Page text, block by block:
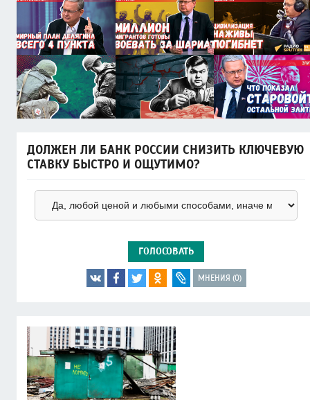
ДОЛЖЕН ЛИ БАНК РОССИИ СНИЗИТЬ КЛЮЧЕВУЮ
СТАВКУ БЫСТРО И ОЩУТИМО?
ГОЛОСОВАТЬ
МНЕНИЯ (0)